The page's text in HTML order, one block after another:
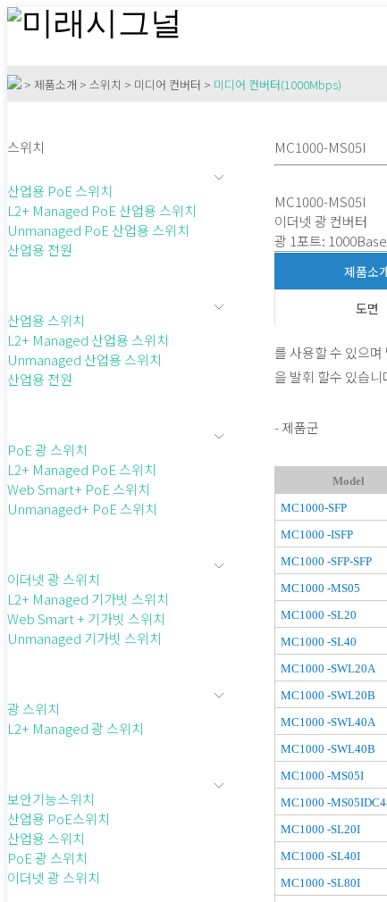
> 제품소개 > 스위치 > 미디어 컨버터 > 미디어 컨버터(1000Mbps)
스위치
산업용 PoE 스위치
L2+ Managed PoE 산업용 스위치
Unmanaged PoE 산업용 스위치
산업용 전원
산업용 스위치
L2+ Managed 산업용 스위치
Unmanaged 산업용 스위치
산업용 전원
PoE 광 스위치
L2+ Managed PoE 스위치
Web Smart+ PoE 스위치
Unmanaged+ PoE 스위치
이더넷 광 스위치
L2+ Managed 기가빗 스위치
Web Smart + 기가빗 스위치
Unmanaged 기가빗 스위치
광 스위치
L2+ Managed 광 스위치
보안기능스위치
산업용 PoE스위치
산업용 스위치
PoE 광 스위치
이더넷 광 스위치
MC1000-MS05I
MC1000-MS05I
이더넷 광 컨버터
광 1포트:
제품소
도면
를 사용할 수 있으
을 발휘 할수 있습니
- 제품군
Model
MC1000-SFP
MC1000 -ISFP
MC1000 -SFP-SFP
MC1000 -MS05
MC1000 -SL20
MC1000 -SL40
MC1000 -SWL20A
MC1000 -SWL20B
MC1000 -SWL40A
MC1000 -SWL40B
MC1000 -MS05I
MC1000 -
MC1000 -SL20I
MC1000 -SL40I
MC1000 -SL80I